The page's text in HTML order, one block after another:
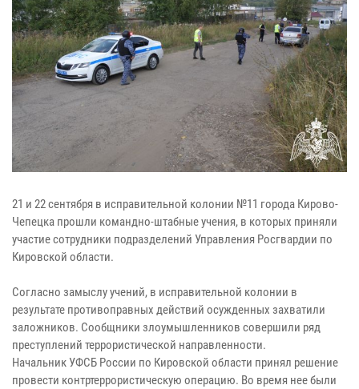
21 и 22 сентября в исправительной колонии №11 города Кирово-
Чепецка прошли командно-штабные учения, в которых приняли
участие сотрудники подразделений Управления Росгвардии по
Кировской области.
Согласно замыслу учений, в исправительной колонии в
результате противоправных действий осужденных захватили
заложников. Сообщники злоумышленников совершили ряд
преступлений террористической направленности.
Начальник УФСБ России по Кировской области принял решение
провести контртеррористическую операцию. Во время нее были